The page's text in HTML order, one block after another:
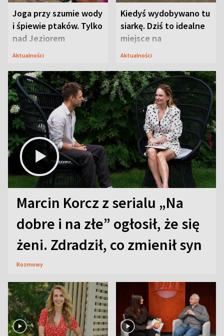
Joga przy szumie wody
i śpiewie ptaków. Tylko
nad Jeziorem
Tarnobrzeskim
Aktualności
Kiedyś wydobywano tu
siarkę. Dziś to idealne
miejsce na
wypoczynek
Aktualności
Marcin Korcz z serialu „Na
dobre i na złe” ogłosił, że się
żeni. Zdradził, co zmienił syn
Rozmowy